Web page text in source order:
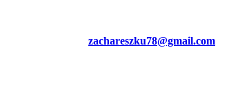
zachareszku78@gmail.com